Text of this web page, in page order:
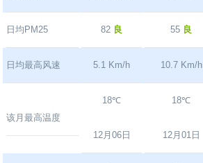
日均PM25 82 良 55 良
日均最高风速 5.1 Km/h 10.7 Km/h
该月最高温度
18℃
12月06日
18℃
12月01日